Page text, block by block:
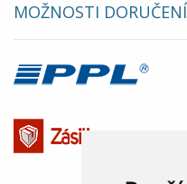
MOŽNOSTI DORUČENÍ